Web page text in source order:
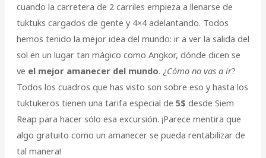
cuando la carretera de 2 carriles empieza a llenarse de
tuktuks cargados de gente y 4×4 adelantando. Todos
hemos tenido la mejor idea del mundo: ir a ver la salida del
sol en un lugar tan mágico como Angkor, dónde dicen se
ve el mejor amanecer del mundo. ¿Cómo no vas a ir?
Todos los cuadros que has visto son sobre eso y hasta los
tuktukeros tienen una tarifa especial de 5$ desde Siem
Reap para hacer sólo esa excursión. ¡Parece mentira que
algo gratuito como un amanecer se pueda rentabilizar de
tal manera!